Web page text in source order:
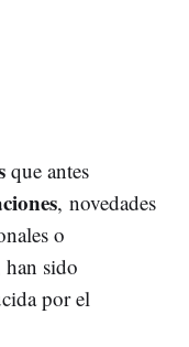
que antes
, novedades
o
han sido
por el